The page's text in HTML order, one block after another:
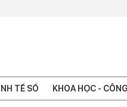
TẾ SỐ KHOA HỌC -